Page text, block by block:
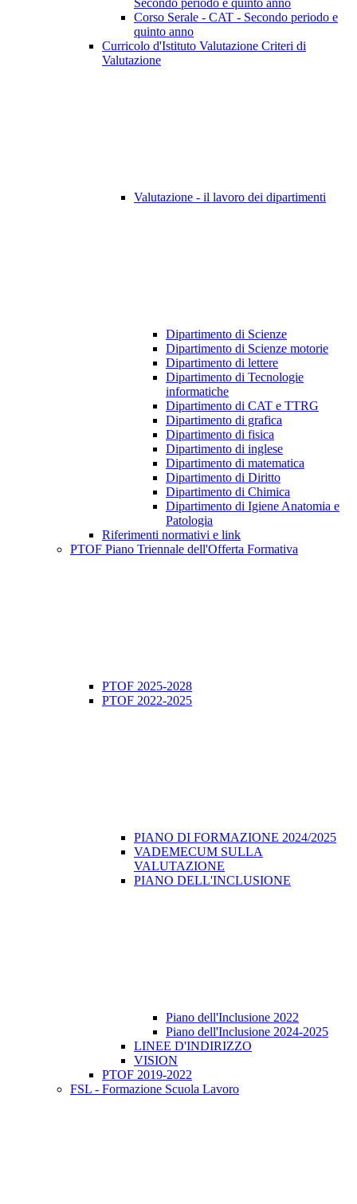
Secondo periodo e quinto anno
Corso Serale - CAT - Secondo periodo e
quinto anno
Curricolo d'Istituto Valutazione Criteri di
Valutazione
Valutazione - il lavoro dei dipartimenti
Dipartimento di Scienze
Dipartimento di Scienze motorie
Dipartimento di lettere
Dipartimento di Tecnologie
informatiche
Dipartimento di CAT e TTRG
Dipartimento di grafica
Dipartimento di fisica
Dipartimento di inglese
Dipartimento di matematica
Dipartimento di Diritto
Dipartimento di Chimica
Dipartimento di Igiene Anatomia e
Patologia
Riferimenti normativi e link
PTOF Piano Triennale dell'Offerta Formativa
PTOF 2025-2028
PTOF 2022-2025
PIANO DI FORMAZIONE 2024/2025
VADEMECUM SULLA
VALUTAZIONE
PIANO DELL'INCLUSIONE
Piano dell'Inclusione 2022
Piano dell'Inclusione 2024-2025
LINEE D'INDIRIZZO
VISION
PTOF 2019-2022
FSL - Formazione Scuola Lavoro